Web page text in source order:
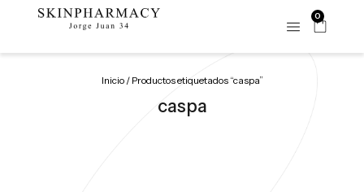
0
Inicio/ Productos etiquetados “caspa”
caspa